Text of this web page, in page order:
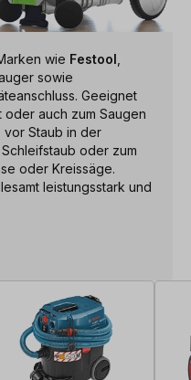
wie Festool
sowie
Geeignet
oder auch zum Saugen
vor Staub in der
oder zum
oder Kreissäge.
leistungsstark und